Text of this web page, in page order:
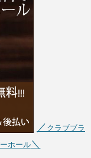
／ クラブブラ
ホール＼